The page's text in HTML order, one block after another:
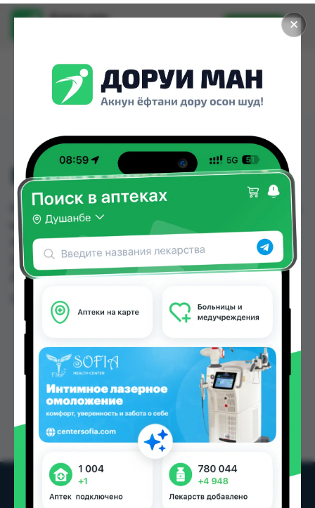
✕
Доруи ман
Установить
БАТФЕРОН АМП №5
БАТФЕРОН АМП №5 можно купить или заказать
в аптеках, Авиценна, Амирӣ, Аптека Нур (Nur),
Арзон Дору, Арча, Дорухона +7, Дорухона
Дерма по цене от 10.00 TJS до 108.00 TJS в
Душанбе и других городах Таджикистана
Цена: от10.00 TJS